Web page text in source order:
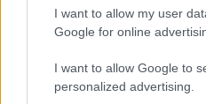
I want to allow my user
Google for online
I want to allow Google to
personalized advertising.
Makeup timeless effetto
Camilla Fiore · 10 Ago 2026